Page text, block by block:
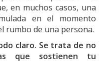
en muchos casos, una
en el momento
rumbo de una persona.
claro. Se trata de no
que sostienen tu